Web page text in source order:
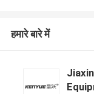
हमारे बारे में